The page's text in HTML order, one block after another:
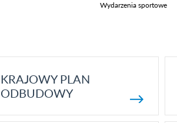
Wydarzenia sportowe
KRAJOWY PLAN
ODBUDOWY